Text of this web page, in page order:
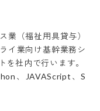
業（福祉用具貸与）
イ業向け基幹業務シ
を社内で行います。
、JAVAScript、S